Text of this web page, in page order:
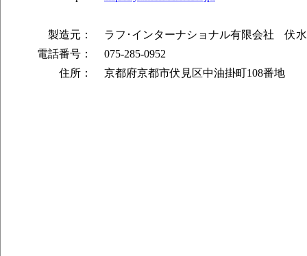
製造元：
ラフ･インターナショナル有限会社 伏
電話番号：
075-285-0952
住所：
京都府京都市伏見区中油掛町108番地